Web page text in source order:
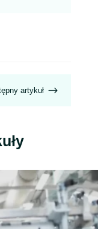
artykuł $